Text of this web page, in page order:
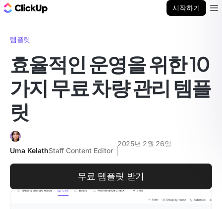
시작하기
템플릿
효율적인 운영을 위한 10
가지 무료 차량 관리 템플
릿
Uma KelathStaff Content Editor
2025년 2월 26일
무료 템플릿 받기